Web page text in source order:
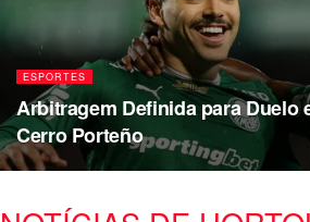
ESPORTES
Arbitragem Definida para Duelo
Cerro Porteño